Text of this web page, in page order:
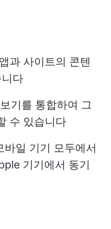
과 사이트의 콘텐
다
기를 통합하여 그
수 있습니다
일 기기 모두에서
기기에서 동기